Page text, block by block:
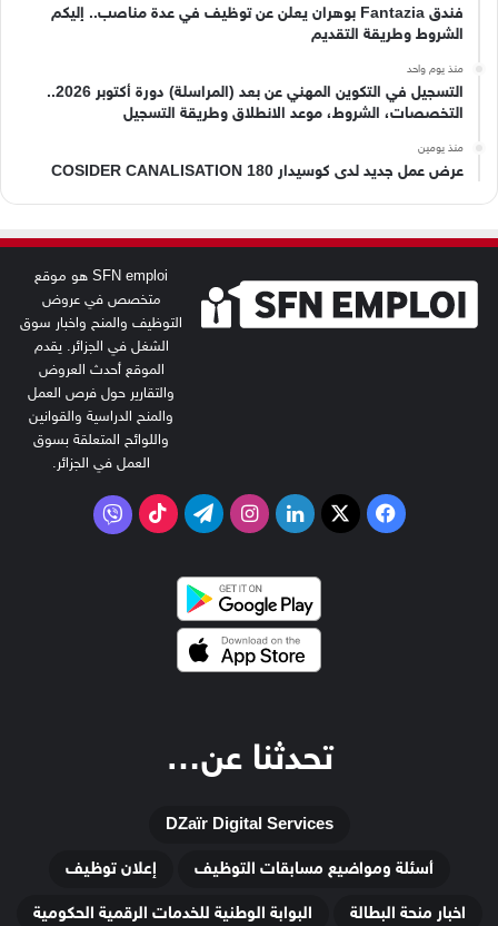
فندق Fantazia بوهران يعلن عن توظيف في عدة مناصب.. إليكم
الشروط وطريقة التقديم
منذ يوم واحد
التسجيل في التكوين المهني عن بعد (المراسلة) دورة أكتوبر 2026..
التخصصات، الشروط، موعد الانطلاق وطريقة التسجيل
منذ يومين
عرض عمل جديد لدى كوسيدار COSIDER CANALISATION 180
SFN emploi هو موقع
متخصص في عروض
التوظيف والمنح واخبار سوق
الشغل في الجزائر. يقدم
الموقع أحدث العروض
والتقارير حول فرص العمل
والمنح الدراسية والقوانين
واللوائح المتعلقة بسوق
العمل في الجزائر.
فيسبوك
‫X لينكدإنانستقرامتيلقرام‫TikTokفايبر
تحدثنا عن…
DZaïr Digital Services
أسئلة ومواضيع مسابقات التوظيف
إعلان توظيف
اخبار منحة البطالة
البوابة الوطنية للخدمات الرقمية الحكومية